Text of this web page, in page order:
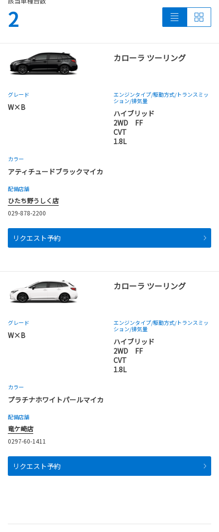
2
カローラ ツーリング
グレード
W×B
エンジンタイプ/駆動方式/トランスミッ
ション/排気量
ハイブリッド
2WD FF
CVT
1.8L
カラー
アティチュードブラックマイカ
配備店舗
ひたち野うしく店
029-878-2200
リクエスト予約
カローラ ツーリング
グレード
W×B
エンジンタイプ/駆動方式/トランスミッ
ション/排気量
ハイブリッド
2WD FF
CVT
1.8L
カラー
プラチナホワイトパールマイカ
配備店舗
竜ケ崎店
0297-60-1411
リクエスト予約